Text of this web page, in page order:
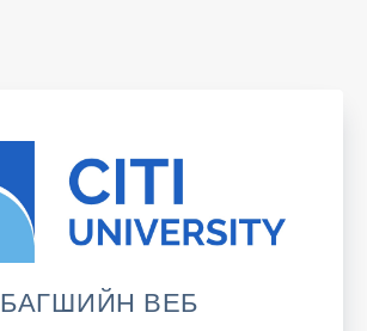
БАГШИЙН ВЕБ